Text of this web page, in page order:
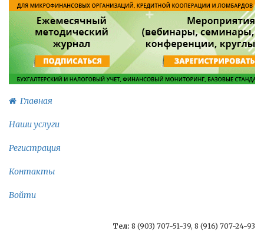
Главная
Наши услуги
Регистрация
Контакты
Войти
Тел: 8 (903) 707-51-39, 8 (916) 707-24-93